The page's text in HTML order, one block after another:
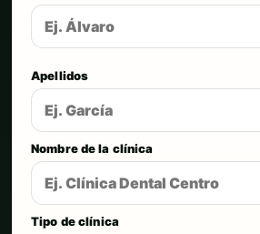
Apellidos
Nombre de la clínica
Tipo de clínica